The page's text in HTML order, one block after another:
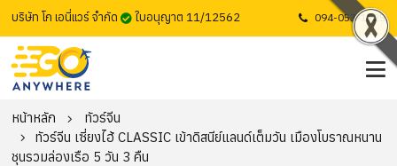
บริษัท โก เอนี่แวร์ จำกัด ใบอนุญาต 11/12562 094-053-1725
หน้าหลัก
ทัวร์จีน
ทัวร์จีน เซี่ยงไฮ้ CLASSIC เข้าดิสนีย์แลนด์เต็มวัน เมืองโบราณหนาน
ชุนรวมล่องเรือ 5 วัน 3 คืน